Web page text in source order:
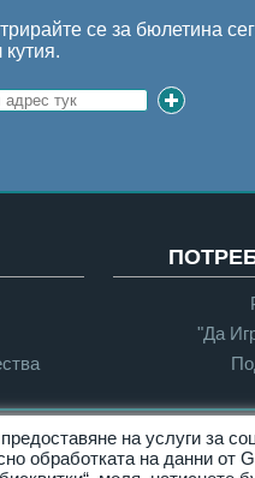
се за бюлетина
"Да
Условия за ползванена услуги за
обработката на данни от